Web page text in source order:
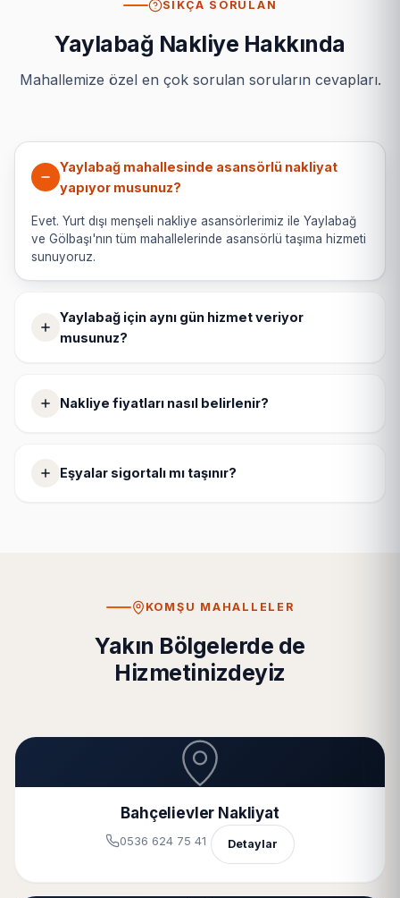
SIKÇA SORULAN
Yaylabağ Nakliye Hakkında
Mahallemize özel en çok sorulan soruların cevapları.
Yaylabağ mahallesinde asansörlü nakliyat
yapıyor musunuz?
Evet. Yurt dışı menşeli nakliye asansörlerimiz ile Yaylabağ
ve Gölbaşı'nın tüm mahallelerinde asansörlü taşıma hizmeti
sunuyoruz.
Yaylabağ için aynı gün hizmet veriyor
musunuz?
Nakliye fiyatları nasıl belirlenir?
Eşyalar sigortalı mı taşınır?
KOMŞU MAHALLELER
Yakın Bölgelerde de
Hizmetinizdeyiz
Bahçelievler Nakliyat
0536 624 75 41 Detaylar